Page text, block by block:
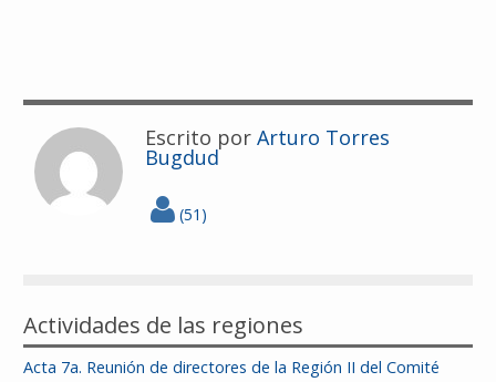
Escrito porArturo Torres
Bugdud
(51)
Actividades de las regiones
Acta 7a. Reunión de directores de la Región II del Comité